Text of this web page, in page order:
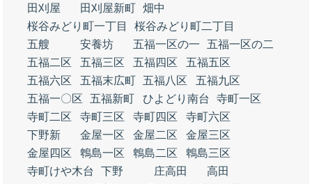
田刈屋
田刈屋新町 畑中
桜谷みどり町一丁目
桜谷みどり町二丁目
五艘
安養坊 五福一区の一
五福一区の二
五福二区
五福三区 五福四区
五福五区
五福六区
五福末広町 五福八区
五福九区
五福一〇区
五福新町 ひよどり南台
寺町一区
寺町二区
寺町三区 寺町四区
寺町六区
下野新
金屋一区 金屋二区
金屋三区
金屋四区
鵯島一区 鵯島二区
鵯島三区
寺町けや木台
下野 庄高田
高田